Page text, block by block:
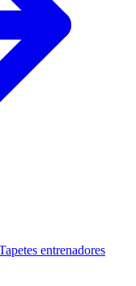
entrenadores